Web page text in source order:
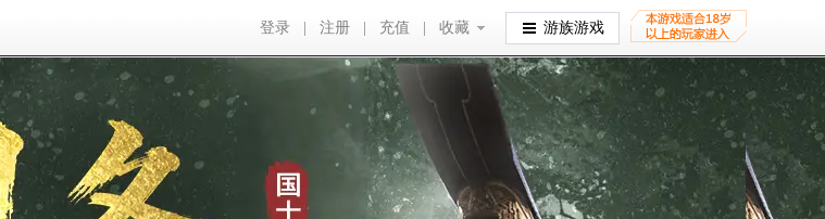
登录 注册 充值 收藏
收藏 游族游戏